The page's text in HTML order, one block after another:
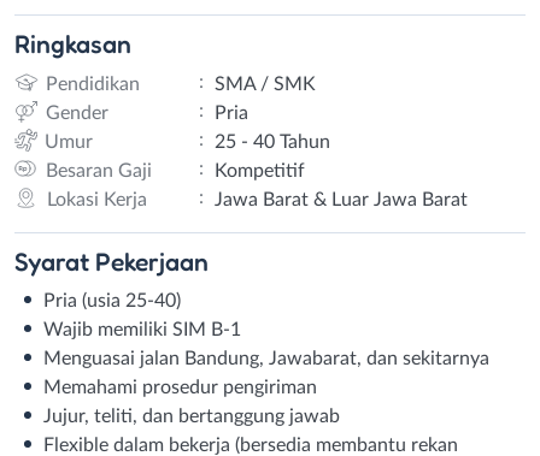
Ringkasan
Pendidikan :
SMA / SMK
Gender
:
Pria
Umur
:
25 - 40 Tahun
Besaran Gaji
:
Kompetitif
Lokasi Kerja
: Jawa Barat & Luar Jawa Barat
Syarat Pekerjaan
Pria (usia 25-40)
Wajib memiliki SIM B-1
Menguasai jalan Bandung, Jawabarat, dan sekitarnya
Memahami prosedur pengiriman
Jujur, teliti, dan bertanggung jawab
Flexible dalam bekerja (bersedia membantu rekan